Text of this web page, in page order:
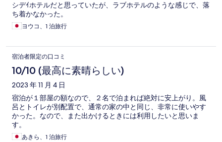
シデｲホテルだと思っていたが、ラブホテルのような感じで、落
ち着かなかった。
ヨウコ、1 泊旅行
宿泊者限定の口コミ
10/10 (最高に素晴らしい)
2023 年 11 月 4 日
宿泊が１部屋の額なので、２名で泊まれば絶対に安上がり。風
呂とトイレが別配置で、通常の家の中と同じ、非常に使いやす
かった。なので、また出かけるときには利用したいと思いま
す。
あきら、1 泊旅行